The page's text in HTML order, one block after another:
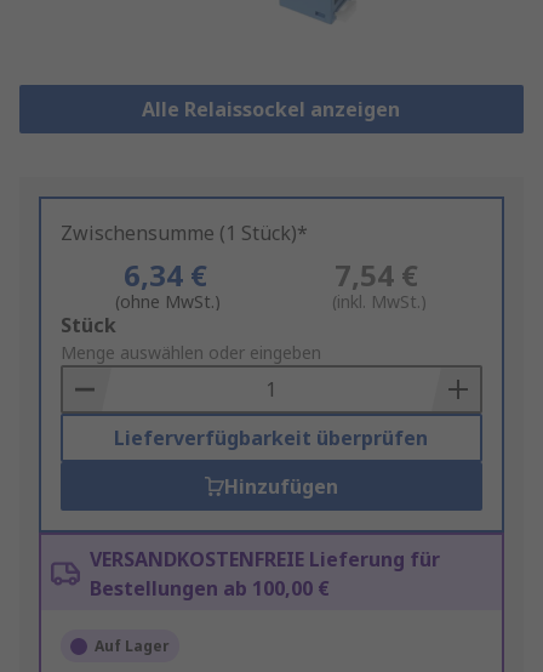
Alle Relaissockel anzeigen
Zwischensumme (1 Stück)*
6,34 €
(ohne MwSt.)
7,54 €
(inkl. MwSt.)
Add
to
Basket
Stück
Menge auswählen oder eingeben
Lieferverfügbarkeit überprüfen
Hinzufügen
VERSANDKOSTENFREIE Lieferung für
Bestellungen ab 100,00 €
Auf Lager